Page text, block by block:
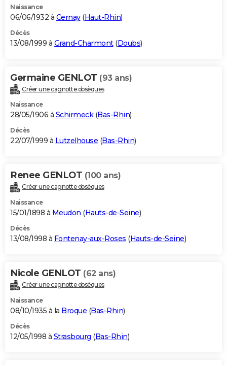
Naissance
06/06/1932 à Cernay(Haut-Rhin)
Décès
13/08/1999 à Grand-Charmont(Doubs)
Germaine GENLOT (93 ans)
Créer une cagnotte obsèques
Naissance
28/05/1906 à Schirmeck(Bas-Rhin)
Décès
22/07/1999 à Lutzelhouse (Bas-Rhin)
Renee GENLOT (100 ans)
Créer une cagnotte obsèques
Naissance
15/01/1898 à Meudon (Hauts-de-Seine)
Décès
13/08/1998 à Fontenay-aux-Roses (Hauts-de-Seine)
Nicole GENLOT (62 ans)
Créer une cagnotte obsèques
Naissance
08/10/1935 à la Broque (Bas-Rhin)
Décès
12/05/1998 à Strasbourg (Bas-Rhin)